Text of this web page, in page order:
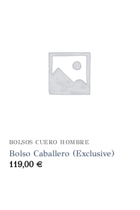
BOLSOS CUERO HOMBRE
Bolso Caballero (Exclusive)
119,00 €